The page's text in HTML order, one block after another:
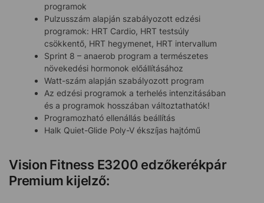
programok
Pulzusszám alapján szabályozott edzési
programok: HRT Cardio, HRT testsúly
csökkentő, HRT hegymenet, HRT intervallum
Sprint 8 – anaerob program a természetes
növekedési hormonok előállításához
Watt-szám alapján szabályozott program
Az edzési programok a terhelés intenzitásában
és a programok hosszában változtathatók!
Programozható ellenállás beállítás
Halk Quiet-Glide Poly-V ékszíjas hajtómű
Vision Fitness E3200 edzőkerékpár
Premium kijelző: